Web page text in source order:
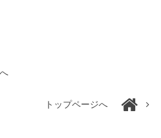
トップページへ